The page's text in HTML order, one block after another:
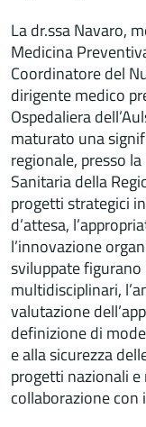
La dr.ssa Navaro,
Medicina
Coordinatore del
dirigente medico
Ospedaliera
maturato una
regionale, presso
Sanitaria della
progetti strategici
d’attesa,
l’innovazione
sviluppate
multidisciplinari,
valutazione
definizione di
e alla sicurezza
progetti nazionali
collaborazione con